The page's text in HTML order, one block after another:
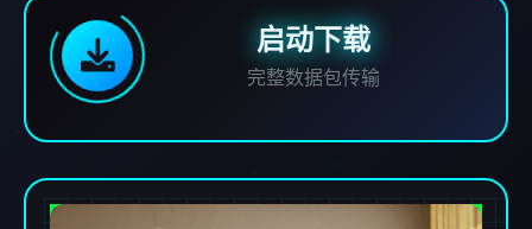
启动下载
完整数据包传输